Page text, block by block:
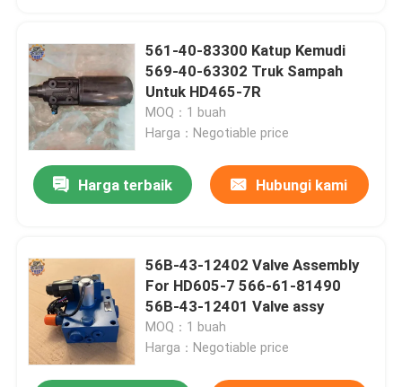
561-40-83300 Katup Kemudi
569-40-63302 Truk Sampah
Untuk HD465-7R
MOQ：1 buah
Harga：Negotiable price
Harga terbaik Hubungi kami
56B-43-12402 Valve Assembly
For HD605-7 566-61-81490
56B-43-12401 Valve assy
MOQ：1 buah
Harga：Negotiable price